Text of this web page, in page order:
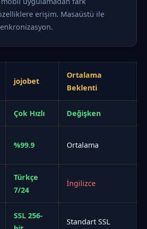
erişim. Masaüstü ile
jojobet
Ortalama
Beklenti
Çok Hızlı Değişken
%99.9 Ortalama
Türkçe
7/24
İngilizce
SSL 256-
Standart SSL